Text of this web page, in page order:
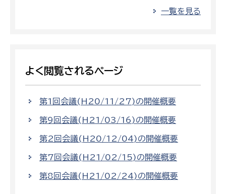
一覧を見る
よく閲覧されるページ
第1回会議(H20/11/27)の開催概要
第9回会議(H21/03/16)の開催概要
第2回会議(H20/12/04)の開催概要
第7回会議(H21/02/15)の開催概要
第8回会議(H21/02/24)の開催概要